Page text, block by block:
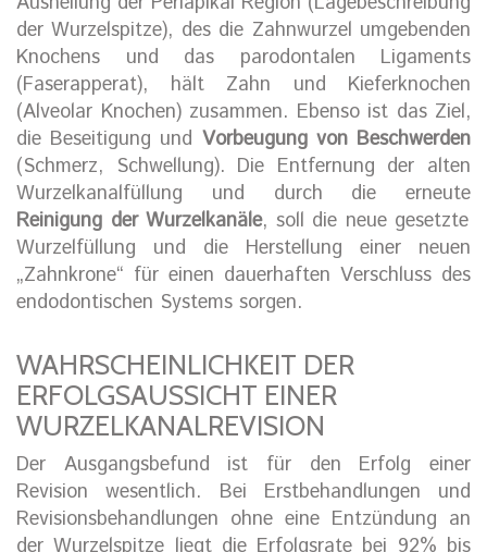
der Wurzelspitze), des die Zahnwurzel umgebenden
Knochens und das parodontalen Ligaments
(Faserapperat), hält Zahn und Kieferknochen
(Alveolar Knochen) zusammen. Ebenso ist das Ziel,
die Beseitigung und Vorbeugung von Beschwerden
(Schmerz, Schwellung). Die Entfernung der alten
Wurzelkanalfüllung und durch die erneute
Reinigung der Wurzelkanäle, soll die neue gesetzte
Wurzelfüllung und die Herstellung einer neuen
„Zahnkrone“ für einen dauerhaften Verschluss des
endodontischen Systems sorgen.
WAHRSCHEINLICHKEIT DER
ERFOLGSAUSSICHT EINER
WURZELKANALREVISION
Der Ausgangsbefund ist für den Erfolg einer
Revision wesentlich. Bei Erstbehandlungen und
Revisionsbehandlungen ohne eine Entzündung an